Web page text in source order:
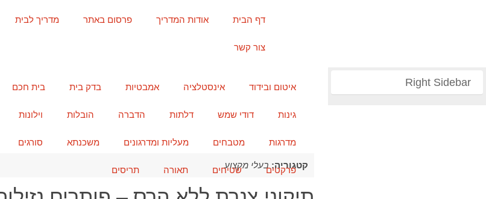
דף הבית אודות המדריך פרסום באתר מדריך לבית
צור קשר
קטגוריה: בעלי מקצוע
Right Sidebar איטום ובידוד אינסטלציה אמבטיות בדק בית בית חכם
גינות דודי שמש דלתות הדברה הובלות וילונות
מדרגות מטבחים מעליות ומדרגונים משכנתא סורגים
פרקטים שטיחים תאורה תריסים